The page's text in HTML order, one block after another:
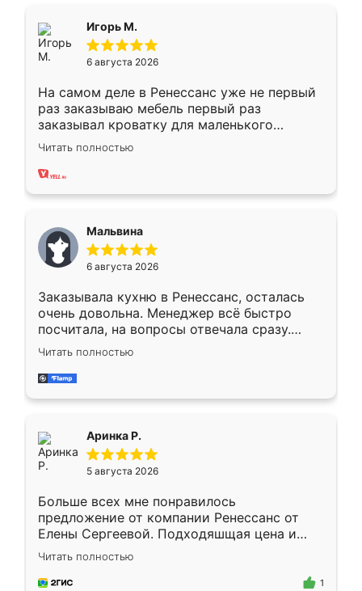
Игорь М.
6 августа 2026
На самом деле в Ренессанс уже не первый
раз заказываю мебель первый раз
заказывал кроватку для маленького
ребёнка при его рождении ,во второй раз
заказал шкаф-купе. По качеству очень
хорошее сборка достаточно быстрая,
меньше, здесь же он более разнообразный.
Мне нравится ,если что-то потребуется из
мебели буду заказывать только здесь.
Читать полностью
Мальвина
6 августа 2026
Заказывала кухню в Ренессанс, осталась
очень довольна. Менеджер всё быстро
посчитала, на вопросы отвечала сразу.
Замерщик приехал в субботу, подошёл к
делу со всей ответственностью. Собрали
за день, ребята работали аккуратно, даже
Читать полностью
Аринка Р.
5 августа 2026
Больше всех мне понравилось
предложение от компании Ренессанс от
Елены Сергеевой. Подходяшщая цена и
короткие сроки изготовления. Приехавший
для замера сотрудник Владислав
предложил по моему эскизу самый
Читать полностью
1